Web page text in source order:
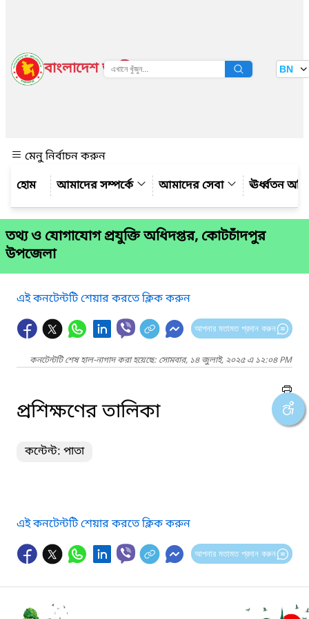
বাংলাদেশ জাতীয় তথ্য বাতায়ন BN
মেনু নির্বাচন করুন
আমাদের সম্পর্কে
আমাদের সেবা ঊর্ধ্বতন
তথ্য ও যোগাযোগ প্রযুক্তি অধিদপ্তর, কোটচাঁদপুর
উপজেলা
এই কনটেন্টটি শেয়ার করতে ক্লিক করুন
আপনার মতামত প্রদান করুন
কনটেন্টটি শেষ হাল-নাগাদ করা হয়েছে: সোমবার, ১৪ জুলাই, ২০২৫ এ ১২:০৪ PM
প্রশিক্ষণের তালিকা
কন্টেন্ট: পাতা
এই কনটেন্টটি শেয়ার করতে ক্লিক করুন
আপনার মতামত প্রদান করুন